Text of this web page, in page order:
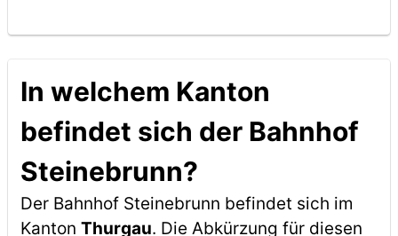
In welchem Kanton
befindet sich der Bahnhof
Steinebrunn?
Der Bahnhof Steinebrunn befindet sich im
Kanton Thurgau. Die Abkürzung für diesen